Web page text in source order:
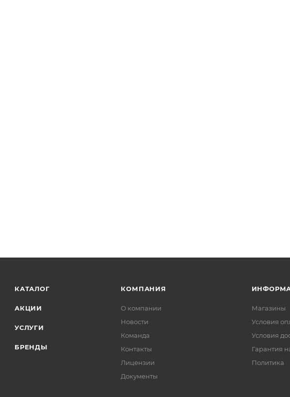
КАТАЛОГ
АКЦИИ
УСЛУГИ
БРЕНДЫ
КОМПАНИЯ
О компании
Новости
Команда
Контакты
Лицензии
Документы
Магазины
Условия
Условия
Гарантия
Политика